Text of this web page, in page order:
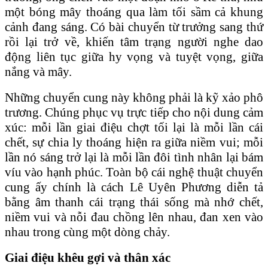
một bóng mây thoáng qua làm tối sầm cả khung
cảnh đang sáng. Có bài chuyển từ trưởng sang thứ
rồi lại trở về, khiến tâm trạng người nghe dao
động liên tục giữa hy vọng và tuyệt vọng, giữa
nắng và mây.
Những chuyển cung này không phải là kỹ xảo phô
trương. Chúng phục vụ trực tiếp cho nội dung cảm
xúc: mỗi lần giai điệu chợt tối lại là mỗi lần cái
chết, sự chia ly thoáng hiện ra giữa niềm vui; mỗi
lần nó sáng trở lại là mỗi lần đôi tình nhân lại bám
víu vào hạnh phúc. Toàn bộ cái nghệ thuật chuyển
cung ấy chính là cách Lê Uyên Phương diễn tả
bằng âm thanh cái trạng thái sống mà nhớ chết,
niềm vui và nỗi đau chồng lên nhau, đan xen vào
nhau trong cùng một dòng chảy.
Giai điệu khêu gợi và thân xác